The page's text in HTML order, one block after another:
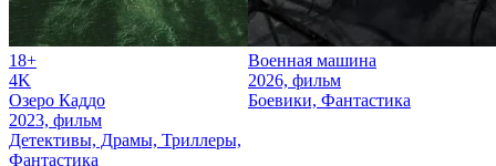
18+
4K
Озеро Каддо
2023, фильм
Детективы, Драмы, Триллеры,
Фантастика
Военная машина
2026, фильм
Боевики, Фантастика